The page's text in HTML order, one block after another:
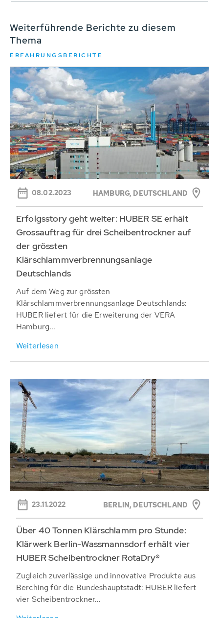
Weiterführende Berichte zu diesem
Thema
ERFAHRUNGSBERICHTE
08.02.2023 HAMBURG, DEUTSCHLAND
Erfolgsstory geht weiter: HUBER SE erhält
Grossauftrag für drei Scheibentrockner auf
der grössten
Klärschlammverbrennungsanlage
Deutschlands
Auf dem Weg zur grössten
Klärschlammverbrennungsanlage Deutschlands:
HUBER liefert für die Erweiterung der VERA
Hamburg...
Weiterlesen
23.11.2022 BERLIN, DEUTSCHLAND
Über 40 Tonnen Klärschlamm pro Stunde:
Klärwerk Berlin-Wassmannsdorf erhält vier
HUBER Scheibentrockner RotaDry®
Zugleich zuverlässige und innovative Produkte aus
Berching für die Bundeshauptstadt: HUBER liefert
vier Scheibentrockner...